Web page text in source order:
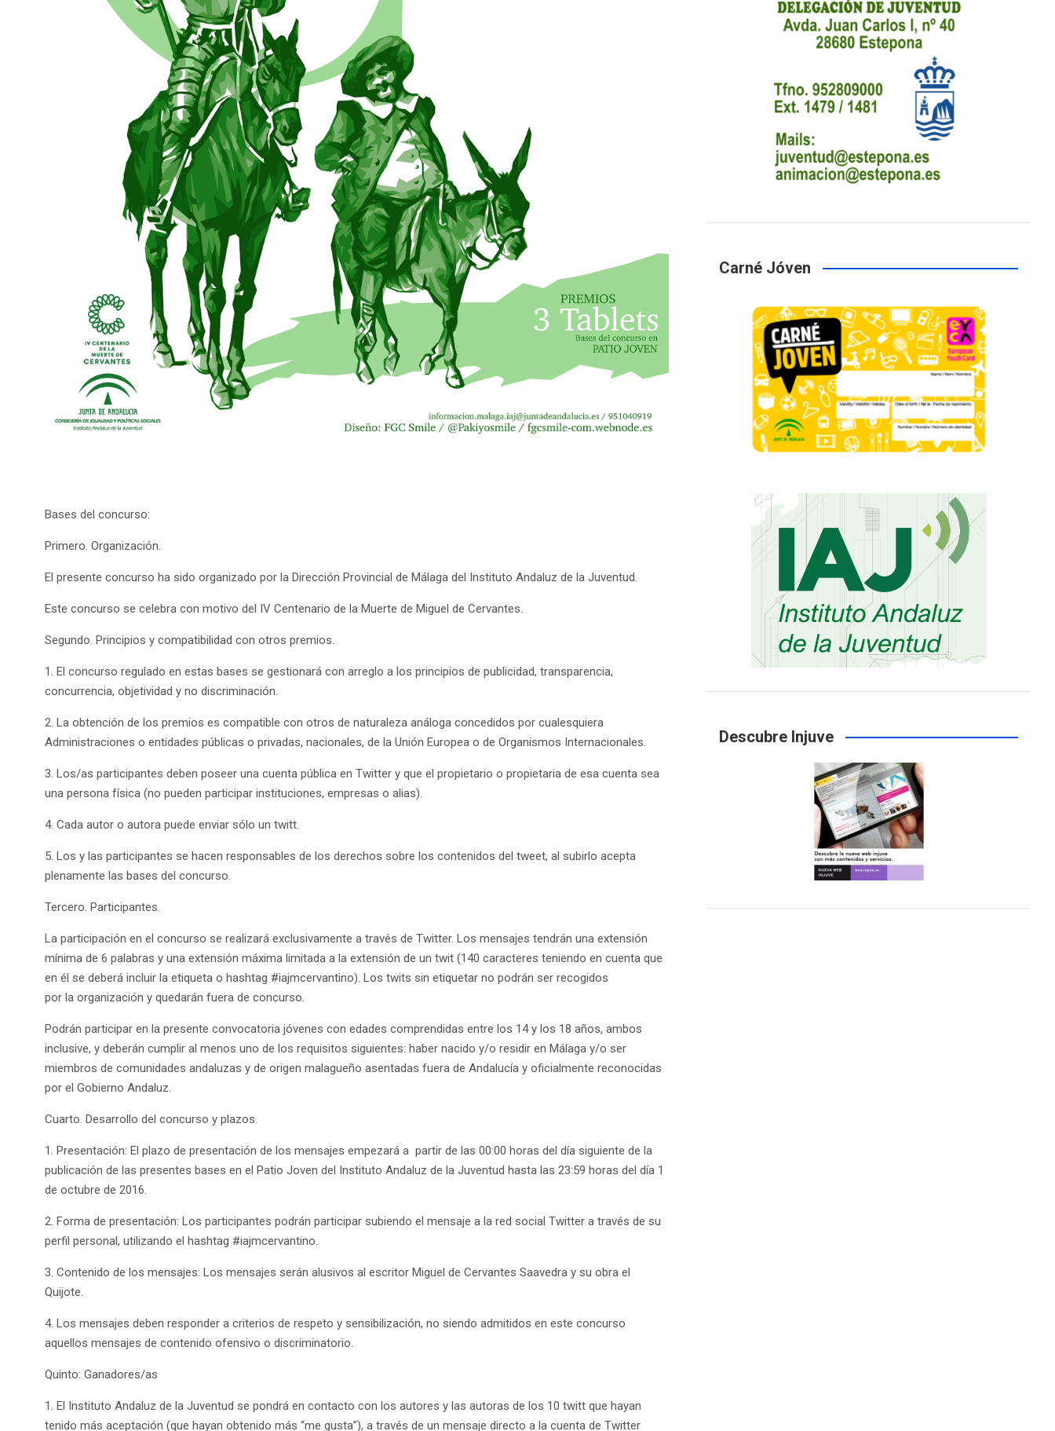
Bases del concurso:
Primero. Organización.
El presente concurso ha sido organizado por la Dirección Provincial de Málaga del Instituto Andaluz de la Juventud.
Este concurso se celebra con motivo del IV Centenario de la Muerte de Miguel de Cervantes.
Segundo. Principios y compatibilidad con otros premios.
1. El concurso regulado en estas bases se gestionará con arreglo a los principios de publicidad, transparencia,
concurrencia, objetividad y no discriminación.
2. La obtención de los premios es compatible con otros de naturaleza análoga concedidos por cualesquiera
Administraciones o entidades públicas o privadas, nacionales, de la Unión Europea o de Organismos Internacionales.
3. Los/as participantes deben poseer una cuenta pública en Twitter y que el propietario o propietaria de esa cuenta sea
una persona física (no pueden participar instituciones, empresas o alias).
4. Cada autor o autora puede enviar sólo un twitt.
5. Los y las participantes se hacen responsables de los derechos sobre los contenidos del tweet, al subirlo acepta
plenamente las bases del concurso.
Tercero. Participantes.
La participación en el concurso se realizará exclusivamente a través de Twitter. Los mensajes tendrán una extensión
mínima de 6 palabras y una extensión máxima limitada a la extensión de un twit (140 caracteres teniendo en cuenta que
en él se deberá incluir la etiqueta o hashtag #iajmcervantino). Los twits sin etiquetar no podrán ser recogidos
por la organización y quedarán fuera de concurso.
Podrán participar en la presente convocatoria jóvenes con edades comprendidas entre los 14 y los 18 años, ambos
inclusive, y deberán cumplir al menos uno de los requisitos siguientes: haber nacido y/o residir en Málaga y/o ser
miembros de comunidades andaluzas y de origen malagueño asentadas fuera de Andalucía y oficialmente reconocidas
por el Gobierno Andaluz.
Cuarto. Desarrollo del concurso y plazos.
1. Presentación: El plazo de presentación de los mensajes empezará a partir de las 00:00 horas del día siguiente de la
publicación de las presentes bases en el Patio Joven del Instituto Andaluz de la Juventud hasta las 23:59 horas del día 1
de octubre de 2016.
2. Forma de presentación: Los participantes podrán participar subiendo el mensaje a la red social Twitter a través de su
perfil personal, utilizando el hashtag #iajmcervantino.
3. Contenido de los mensajes: Los mensajes serán alusivos al escritor Miguel de Cervantes Saavedra y su obra el
Quijote.
4. Los mensajes deben responder a criterios de respeto y sensibilización, no siendo admitidos en este concurso
aquellos mensajes de contenido ofensivo o discriminatorio.
Quinto: Ganadores/as
1. El Instituto Andaluz de la Juventud se pondrá en contacto con los autores y las autoras de los 10 twitt que hayan
tenido más aceptación (que hayan obtenido más “me gusta”), a través de un mensaje directo a la cuenta de Twitter
Carné Jóven
Descubre Injuve